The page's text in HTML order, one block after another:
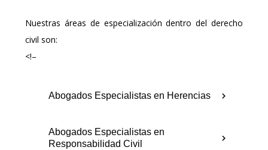
Nuestras áreas de especialización dentro del derecho
civil son:
<!–
Abogados Especialistas en Herencias
Abogados Especialistas en
Responsabilidad Civil